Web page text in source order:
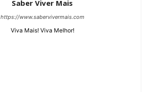
Saber Viver Mais
https://www.sabervivermais.com
Viva Mais! Viva Melhor!